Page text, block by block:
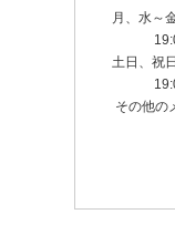
月、水～
土日、祝
その他の